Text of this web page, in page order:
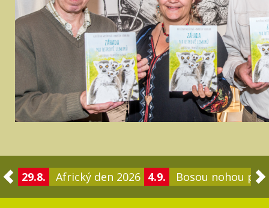
29.8. Africký den 2026 4.9. Bosou nohou po